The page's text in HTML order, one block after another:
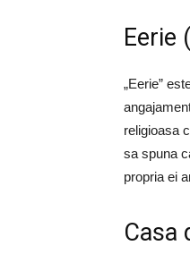
Eerie
„Eerie”
religioasa
sa spuna
propria ei
Casa